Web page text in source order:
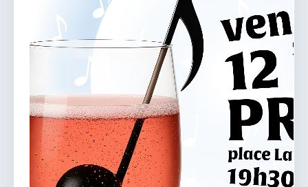
04 74 38 22 78
mairie@douvres.fr
140 Place de la Babillière, 01500 Douvres
Contacter la mairie
Le guichet des associations
publier une annonce